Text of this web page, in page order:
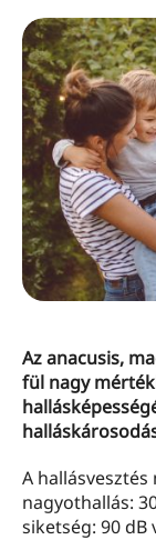
Az anacusis,
fül nagy
A
nagyothallás:
siketség: 90 dB